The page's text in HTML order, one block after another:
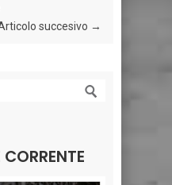
succesivo →